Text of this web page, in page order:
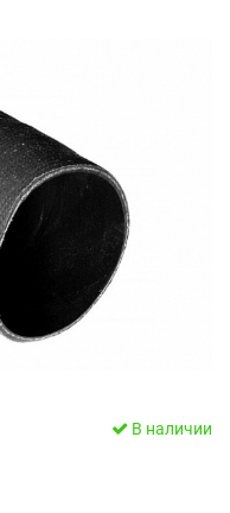
В наличии